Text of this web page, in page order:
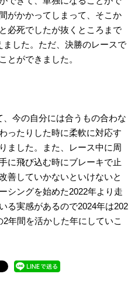
がかかってしまって、そこか
必死でしたが抜くところまで
した。ただ、決勝のレースで
とができました。
今の自分には合うもの合わな
ったりした時に柔軟に対応す
ました。また、レース中に周
に飛び込む時にブレーキで止
善していかないといけないと
シングを始めた2022年より走
る実感があるので2024年は202
年間を活かした年にしていこ